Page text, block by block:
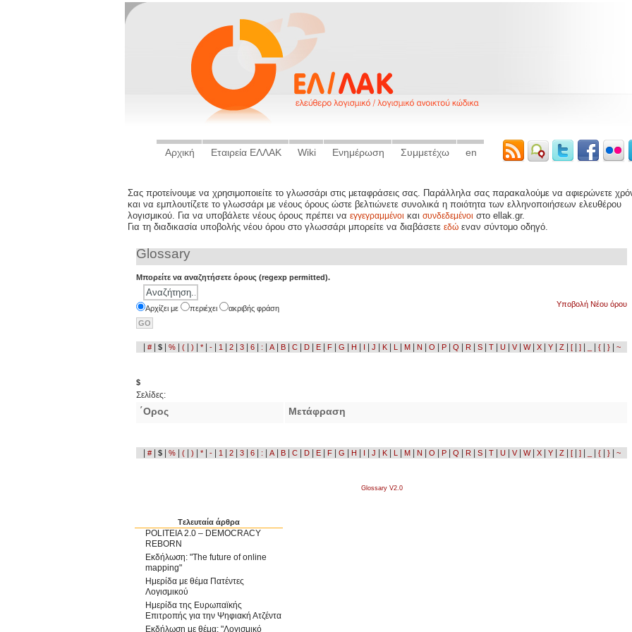
Αρχική Εταιρεία ΕΛΛΑΚ Wiki Ενημέρωση Συμμετέχω en
Σας προτείνουμε να χρησιμοποιείτε το γλωσσάρι στις μεταφράσεις σας. Παράλληλα σας παρακαλούμε να αφιερώνετε
και να εμπλουτίζετε το γλωσσάρι με νέους όρους ώστε βελτιώνετε συνολικά η ποιότητα των ελληνοποιήσεων ελευθέρου
λογισμικού. Για να υποβάλετε νέους όρους πρέπει να εγγεγραμμένοι και συνδεδεμένοι στο ellak.gr.
Για τη διαδικασία υποβολής νέου όρου στο γλωσσάρι μπορείτε να διαβάσετε εδώ εναν σύντομο οδηγό.
Glossary
Μπορείτε να αναζητήσετε όρους (regexp permitted).
Aρχίζει με περιέχει ακριβής φράση Yποβολή Νέου όρου
| #| $| %| (| ) | *| -| 1 | 2| 3| 6| : | A| B| C| D| E| F| G | H | I | J | K| L | M| N | O | P| Q | R | S| T| U | V| W| X| Y| Z | [| ]| | {| }| ~
$
Σελίδες:
΄Ορος Μετάφραση
| #| $| %| (| ) | *| -| 1 | 2| 3| 6| : | A| B| C| D| E| F| G | H | I | J | K| L | M| N | O | P| Q | R | S| T| U | V| W| X| Y| Z | [| ]| | {| }| ~
Glossary V2.0
Tελευταία άρθρα
POLITEIA 2.0 – DEMOCRACY
REBORN
Εκδήλωση: "The future of online
mapping"
Ημερίδα με θέμα Πατέντες
Λογισμικού
Ημερίδα της Ευρωπαϊκής
Επιτροπής για την Ψηφιακή Ατζέντα
Εκδήλωση με θέμα: "Λογισμικό